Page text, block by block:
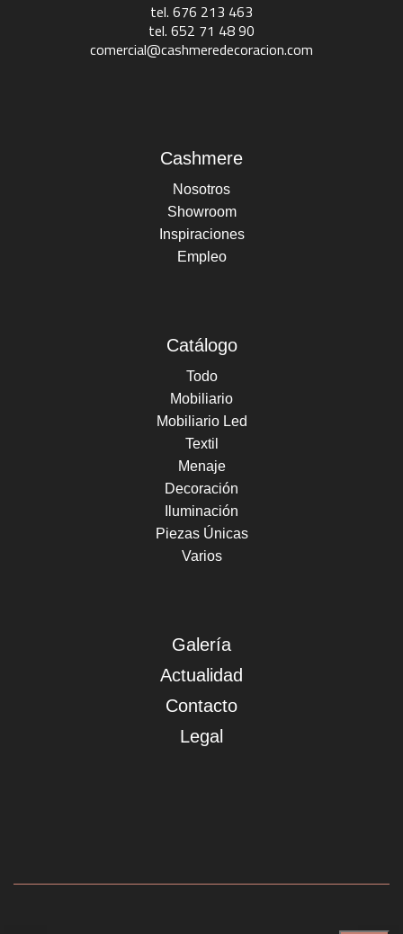
tel. 676 213 463
tel. 652 71 48 90
comercial@cashmeredecoracion.com
Cashmere
Nosotros
Showroom
Inspiraciones
Empleo
Catálogo
Todo
Mobiliario
Mobiliario Led
Textil
Menaje
Decoración
Iluminación
Piezas Únicas
Varios
Galería
Actualidad
Contacto
Legal